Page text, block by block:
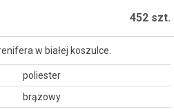
452 szt.
w białej koszulce.
poliester
brązowy